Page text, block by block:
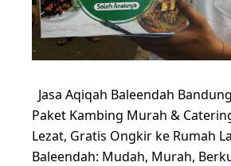
Jasa Aqiqah Baleendah
Paket Kambing Murah &
Lezat, Gratis Ongkir ke Rumah
Baleendah: Mudah, Murah,